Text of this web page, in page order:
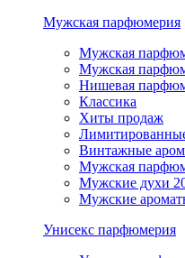
Мужская парфюмерия
Мужская
Мужская
Нишевая
Классика
Хиты продаж
Винтажные
Мужская
Мужские духи
Мужские
Унисекс парфюмерия